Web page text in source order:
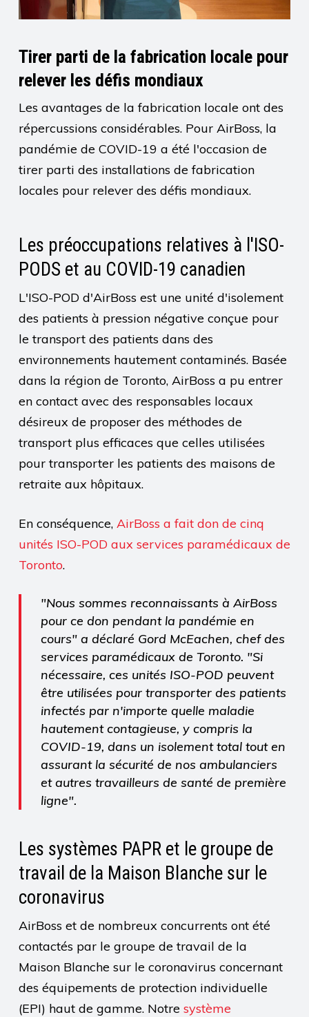
Tirer parti de la fabrication locale pour
relever les défis mondiaux
Les avantages de la fabrication locale ont des
répercussions considérables. Pour AirBoss, la
pandémie de COVID-19 a été l'occasion de
tirer parti des installations de fabrication
locales pour relever des défis mondiaux.
Les préoccupations relatives à l'ISO-
PODS et au COVID-19 canadien
L'ISO-POD d'AirBoss est une unité d'isolement
des patients à pression négative conçue pour
le transport des patients dans des
environnements hautement contaminés. Basée
dans la région de Toronto, AirBoss a pu entrer
en contact avec des responsables locaux
désireux de proposer des méthodes de
transport plus efficaces que celles utilisées
pour transporter les patients des maisons de
retraite aux hôpitaux.
En conséquence, AirBoss a fait don de cinq
unités ISO-POD aux services paramédicaux de
Toronto.
"Nous sommes reconnaissants à AirBoss
pour ce don pendant la pandémie en
cours" a déclaré Gord McEachen, chef des
services paramédicaux de Toronto. "Si
nécessaire, ces unités ISO-POD peuvent
être utilisées pour transporter des patients
infectés par n'importe quelle maladie
hautement contagieuse, y compris la
COVID-19, dans un isolement total tout en
assurant la sécurité de nos ambulanciers
et autres travailleurs de santé de première
ligne".
Les systèmes PAPR et le groupe de
travail de la Maison Blanche sur le
coronavirus
AirBoss et de nombreux concurrents ont été
contactés par le groupe de travail de la
Maison Blanche sur le coronavirus concernant
des équipements de protection individuelle
(EPI) haut de gamme. Notre système